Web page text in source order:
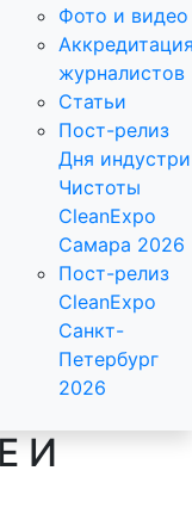
Фото и видео
журналистов
Статьи
Пост-релиз
Дня
Чистоты
CleanExpo
Самара 2026
Пост-релиз
CleanExpo
Санкт-
Петербург
2026
И